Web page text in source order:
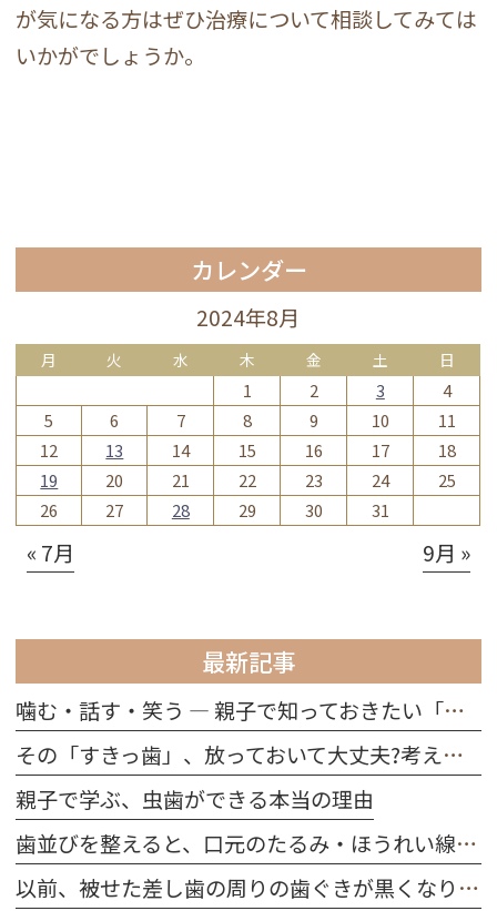
が気になる方はぜひ治療について相談してみては
いかがでしょうか。
カレンダー
2024年8月
月 火 水 木 金 土 日
1 2 3
4
5
6 7 8 9 10
11
12
13 14 15 16 17
18
19
20 21 22 23 24
25
26
27 28 29 30 31
« 7月 9月 »
最新記事
噛む・話す・笑う ― 親子で知っておきたい「歯の役割」
その「すきっ歯」、放っておいて大丈夫?考えられる原因を解説
親子で学ぶ、虫歯ができる本当の理由
歯並びを整えると、口元のたるみ・ほうれい線は改善する？
以前、被せた差し歯の周りの歯ぐきが黒くなりました。どうしてですか？